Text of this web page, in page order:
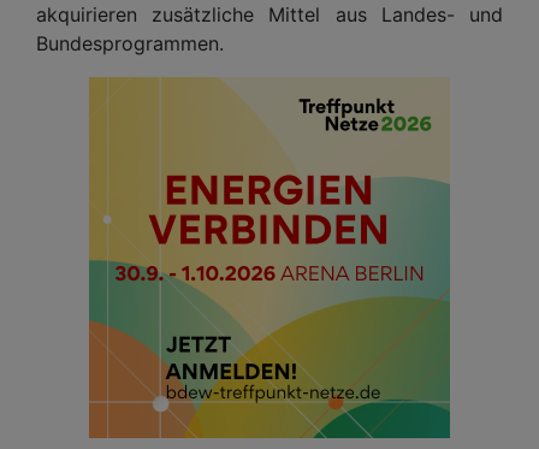
akquirieren zusätzliche Mittel aus Landes- und
Bundesprogrammen.